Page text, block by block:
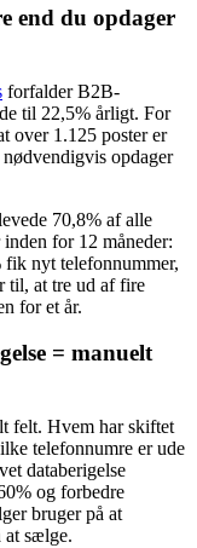
end du opdager
forfalder B2B-
til 22,5% årligt. For
over 1.125 poster er
opdager
70,8% af alle
for 12 måneder:
nyt telefonnummer,
til, at tre ud af fire
for et år.
= manuelt
felt. Hvem har skiftet
telefonnumre er ude
databerigelse
og forbedre
bruger på at
at sælge.